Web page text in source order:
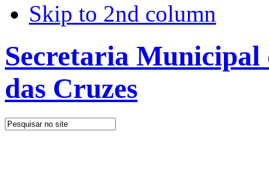
Skip to 2nd column
Secretaria
das Cruzes